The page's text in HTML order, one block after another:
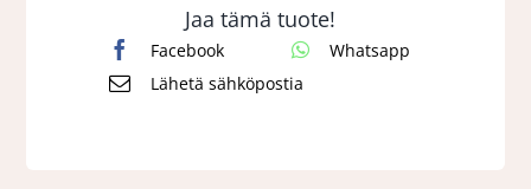
Jaa tämä tuote!
Facebook
Whatsapp
Lähetä sähköpostia